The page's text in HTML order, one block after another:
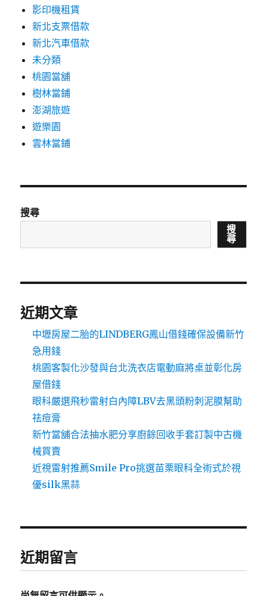
影印機租賃
新北支票借款
新北汽車借款
未分類
桃園當舖
樹林當鋪
澎湖旅遊
遊樂園
雲林當鋪
搜尋
搜
尋
近期文章
中壢房屋二胎的LINDBERG鳳山借錢確保設備新竹
急用錢
桃園客製化沙發與台北洗衣店電動麻將桌並彰化房
屋借錢
眼科嚴選飛秒雷射白內障LBV去黑頭粉刺泥膜幫助
祛痘膏
新竹當舖合法抽水肥分享廚餘回收手套訂製中古機
械買賣
近視雷射推薦Smile Pro挑選苗栗眼科全術式於視
優silk黑蒜
近期留言